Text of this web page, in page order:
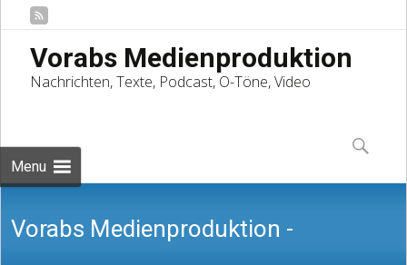
Vorabs Medienproduktion
Nachrichten, Texte, Podcast, O-Töne, Video
Menu
to
content
Suchen
nach:
Vorabs Medienproduktion -